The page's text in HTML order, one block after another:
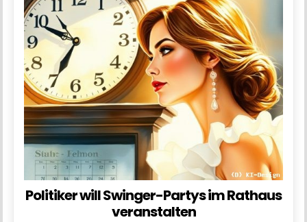
Politiker will Swinger-Partys im Rathaus
veranstalten